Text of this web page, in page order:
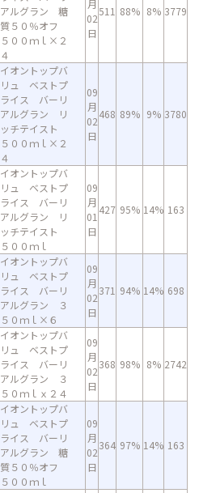
アルグラン 糖
質５０％オフ
５００ｍｌ×２
４
月
02
日
511 88% 8% 3779
イオントップバ
リュ ベストプ
ライス バーリ
アルグラン リ
ッチテイスト
５００ｍｌ×２
４
09
月
02
日
468 89% 9% 3780
イオントップバ
リュ ベストプ
ライス バーリ
アルグラン リ
ッチテイスト
５００ｍｌ
09
月
01
日
427 95% 14% 163
イオントップバ
リュ ベストプ
ライス バーリ
アルグラン ３
５０ｍｌ×６
09
月
02
日
371 94% 14% 698
イオントップバ
リュ ベストプ
ライス バーリ
アルグラン ３
５０ｍｌｘ２４
09
月
02
日
368 98% 8% 2742
イオントップバ
リュ ベストプ
ライス バーリ
アルグラン 糖
質５０％オフ
５００ｍｌ
09
月
02
日
364 97% 14% 163